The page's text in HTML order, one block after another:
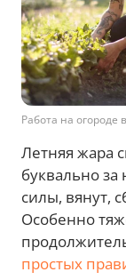
Работа на огороде
Летняя жара
буквально за
силы, вянут,
Особенно
простых